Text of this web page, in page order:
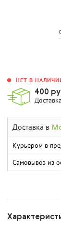
НЕТ В
400
Доставка в
Курьером в
Самовывоз из